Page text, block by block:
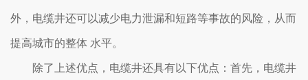
外，电缆井还可以减少电力泄漏和短路等事故的风险，从而
提高城市的整体 水平。
除了上述优点，电缆井还具有以下优点：首先，电缆井